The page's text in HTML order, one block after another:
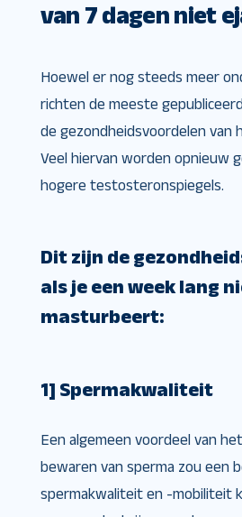
van 7 dagen niet
Hoewel er nog steeds meer
richten de meeste
de gezondheidsvoordelen van
Veel hiervan worden opnieuw
hogere testosteronspiegels.
Dit zijn de
als je een week lang
masturbeert:
1] Spermakwaliteit
Een algemeen voordeel van
bewaren van sperma zou een
spermakwaliteit en -mobiliteit